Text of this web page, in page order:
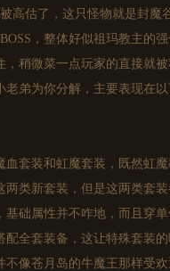
高估了，这只怪物就是封
，整体好似祖玛教主的
稍微菜一点玩家的直接就
弟为你分解，主要表现在
套装和虹魔套装，既然虹
类新套装，但是这两类套
础属性并不咋地，而且穿
全套装备，这让特殊套装
像苍月岛的牛魔王那样受